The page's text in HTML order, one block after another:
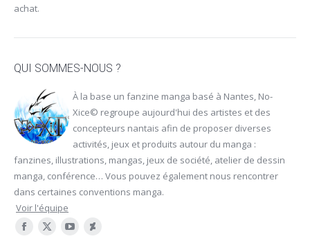
achat.
QUI SOMMES-NOUS ?
À la base un fanzine manga basé à Nantes, No-
Xice© regroupe aujourd'hui des artistes et des
concepteurs nantais afin de proposer diverses
activités, jeux et produits autour du manga :
fanzines, illustrations, mangas, jeux de société, atelier de dessin
manga, conférence… Vous pouvez également nous rencontrer
dans certaines conventions manga.
Voir l'équipe